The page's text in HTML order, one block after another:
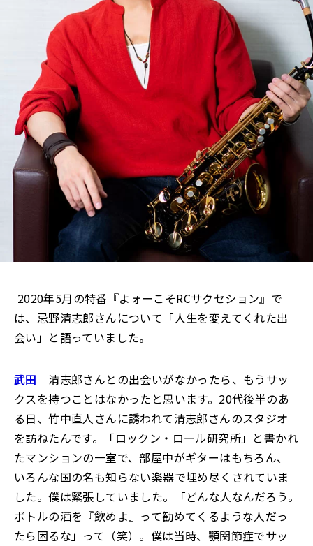
―― 2020年5月の特番『よォーこそRCサクセション』で
は、忌野清志郎さんについて「人生を変えてくれた出
会い」と語っていました。
武田 清志郎さんとの出会いがなかったら、もうサッ
クスを持つことはなかったと思います。20代後半のあ
る日、竹中直人さんに誘われて清志郎さんのスタジオ
を訪ねたんです。「ロックン・ロール研究所」と書かれ
たマンションの一室で、部屋中がギターはもちろん、
いろんな国の名も知らない楽器で埋め尽くされていま
した。僕は緊張していました。「どんな人なんだろう。
ボトルの酒を『飲めよ』って勧めてくるような人だっ
たら困るな」って（笑）。僕は当時、顎関節症でサッ